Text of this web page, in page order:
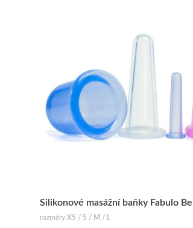
Silikonové masážní baňky Fabulo Bell
rozměry XS / S / M / L